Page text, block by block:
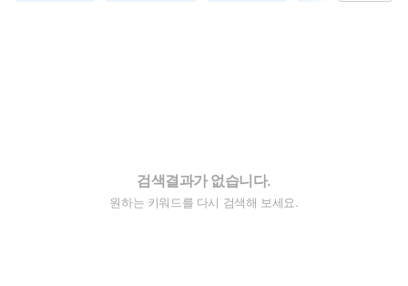
검색결과가 없습니다.
원하는 키워드를 다시 검색해 보세요.